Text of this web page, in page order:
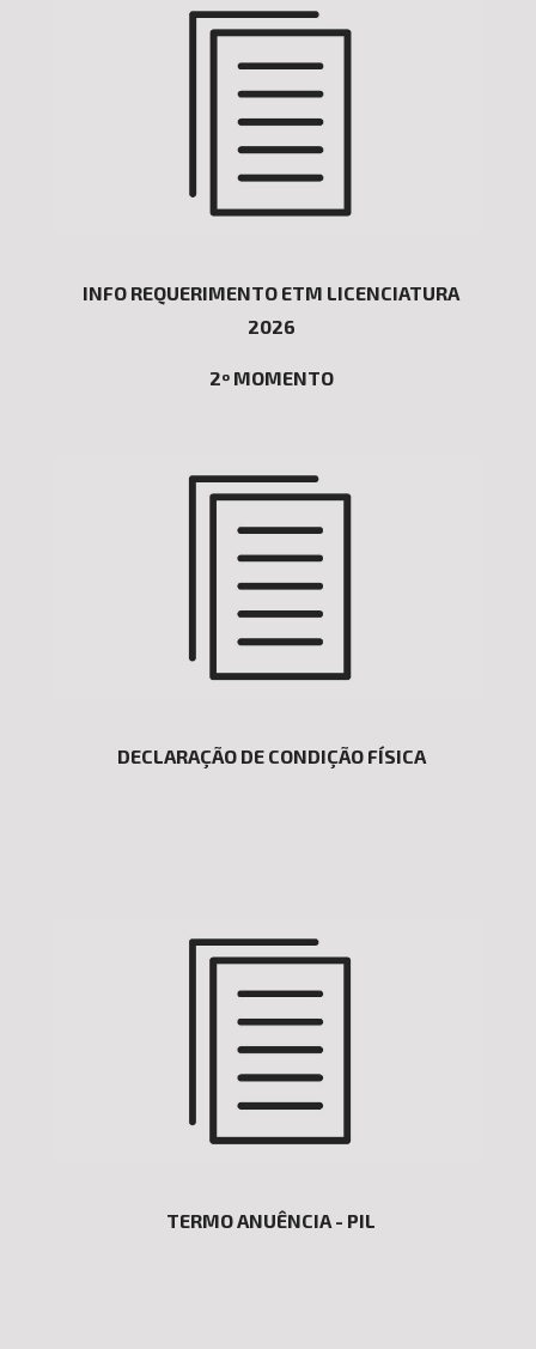
INFO REQUERIMENTO ETM LICENCIATURA
2026
2º MOMENTO
DECLARAÇÃO DE CONDIÇÃO FÍSICA
TERMO ANUÊNCIA - PIL